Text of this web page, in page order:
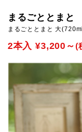
まるごととまと
まるごととまと 大
2本入 ¥3,200～ (